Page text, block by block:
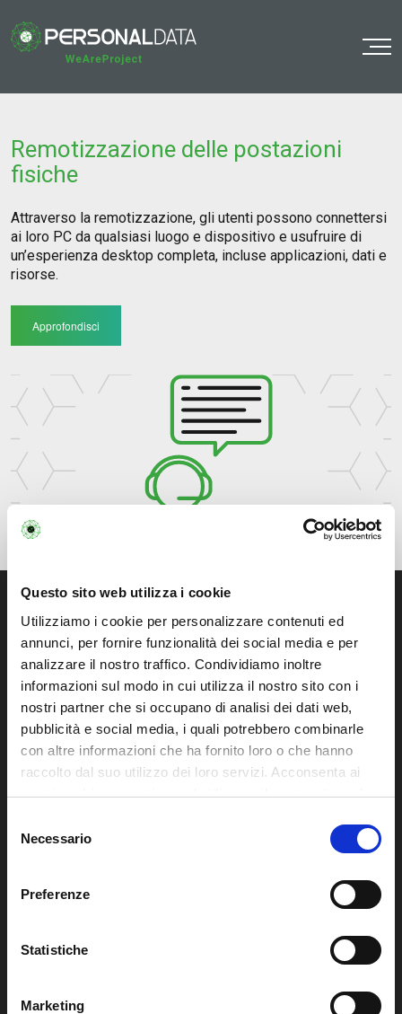
Questo sito web utilizza i cookie
Utilizziamo i cookie per personalizzare contenuti ed
annunci, per fornire funzionalità dei social media e per
analizzare il nostro traffico. Condividiamo inoltre
informazioni sul modo in cui utilizza il nostro sito con i
nostri partner che si occupano di analisi dei dati web,
pubblicità e social media, i quali potrebbero combinarle
con altre informazioni che ha fornito loro o che hanno
raccolto dal suo utilizzo dei loro servizi. Acconsenta ai
nostri cookie se continua ad utilizzare il nostro sito web.
delNecessario
Preferenze
Statistiche
Marketing
Remotizzazione delle postazioni
fisiche
Attraverso la remotizzazione, gli utenti possono connettersi
ai loro PC da qualsiasi luogo e dispositivo e usufruire di
un’esperienza desktop completa, incluse applicazioni, dati e
risorse.
Approfondisci
Specializzata in soluzioni IT infrastrutturali
personalizzate per la gestione,
virtualizzazione e business continuity dei
sistemi IT della tua azienda.
Networking
Digital Workspace
Application & Data